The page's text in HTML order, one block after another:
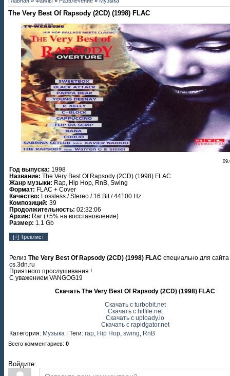
The Very Best Of Rapsody (2CD) (1998) FLAC
Год выпуска: 1998
Название: The Very Best Of Rapsody (2CD) (1998) FLAC
Жанр музыки: Rap, Hip Hop, RnB, Swing
Формат: FLAC + Cover
Качество: Lossless / Stereo / 16 Bit / 44100 Hz
Композиций: 39
Продолжительность: 02:32:06
Архив: Rar (+5% на восстановление)
Размер: 1.1 Gb
Релиз The Very Best Of Rapsody (2CD) (1998) FLAC специально для
cs.3dn.ru
Приятного прослушивания !
С уважением VANGOG19
Скачать The Very Best Of Rapsody (2CD) (1998) FLAC
Скачать с turbobit.net
Скачать с hitfile.net
Скачать с uploady.io
Скачать с rapidgator.net
Категория: Музыка | Теги: rap Hip Hop swing RnB
Всего комментариев: 0
Войдите: